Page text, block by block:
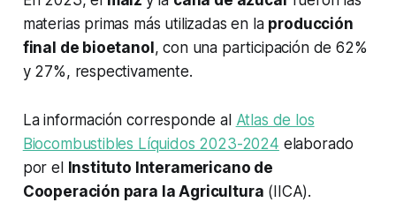
materias primas más utilizadas en la producción
final de bioetanol , con una participación de 62%
y 27%, respectivamente.
La información corresponde al Atlas de los
Biocombustibles Líquidos 2023-2024 elaborado
por el
Instituto Interamericano de
Cooperación para la Agricultura (IICA).